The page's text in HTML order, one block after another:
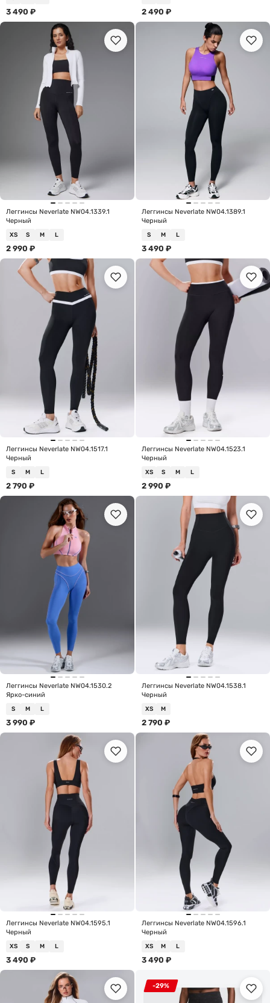
3 490 ₽ 2 490 ₽
Леггинсы Neverlate NW04.1339.1
Черный
XS S M L
2 990 ₽
Леггинсы Neverlate NW04.1389.1
Черный
S M L
3 490 ₽
Леггинсы Neverlate NW04.1517.1
Черный
S M L
2 790 ₽
Леггинсы Neverlate NW04.1523.1
Черный
XS S M L
2 990 ₽
Леггинсы Neverlate NW04.1530.2
Ярко-синий
S M L
3 990 ₽
Леггинсы Neverlate NW04.1538.1
Черный
XS M
2 790 ₽
Леггинсы Neverlate NW04.1595.1
Черный
XS S M L
3 490 ₽
Леггинсы Neverlate NW04.1596.1
Черный
XS M L
3 490 ₽
-29%